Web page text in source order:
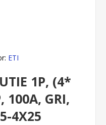
ETI
1P, (4*
100A, GRI,
4X25